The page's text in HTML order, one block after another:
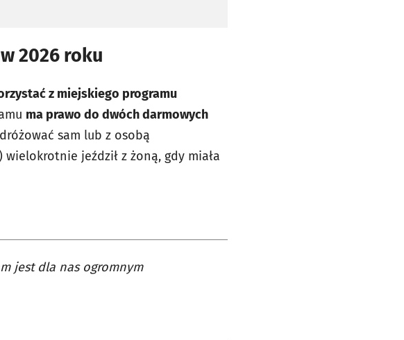
2026 roku
z miejskiego programu
ma prawo do dwóch darmowych
sam lub z osobą
jeździł z żoną, gdy miała
jest dla nas ogromnym